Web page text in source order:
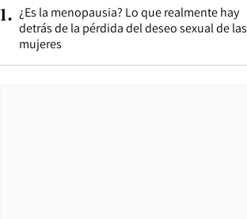
1. ¿Es la menopausia? Lo que realmente hay
detrás de la pérdida del deseo sexual de las
mujeres